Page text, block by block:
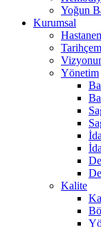
Yoğun
Kurumsal
Yönetim
Kalite